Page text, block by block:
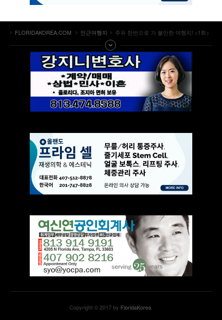
FLORIDAKOREA.COM 인근여행지 주유 한번으로 가 볼만한 여행지! <1회>
Copyright © 2017 by FloridaKorea.